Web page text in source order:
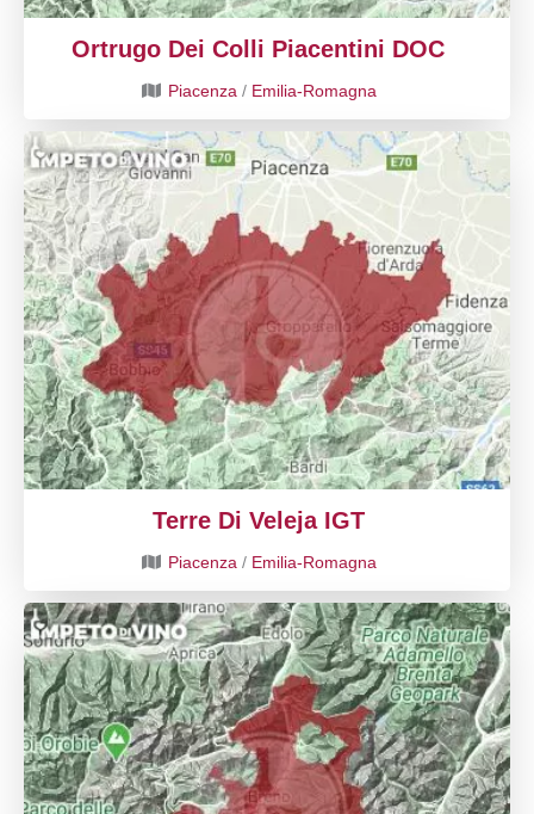
Ortrugo Dei Colli Piacentini DOC
Piacenza / Emilia-Romagna
Terre Di Veleja IGT
Piacenza / Emilia-Romagna